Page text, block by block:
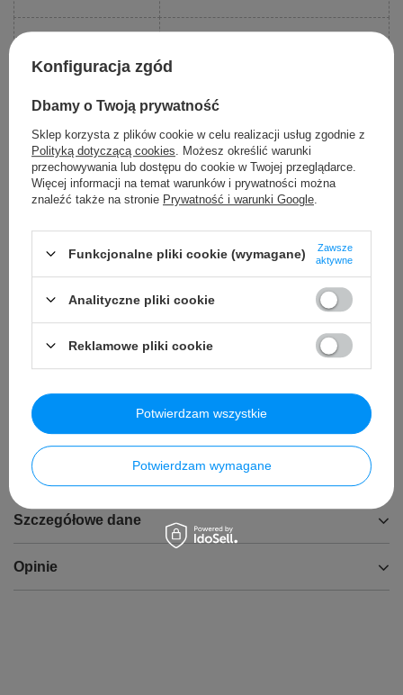
Rozmiar Kartonu
Maksymalne Obciążenie 80 Kg
Prześwit 21 cm
Wyposażenie
Dodatkowe
Instrukcja + Zestaw
Montażowy
Ładowarka
Wycieraczka z logiem
Szczegółowe dane
Opinie
Konfiguracja zgód
Dbamy o Twoją prywatność
Sklep korzysta z plików cookie w celu realizacji usług zgodnie z
Polityką dotyczącą cookies . Możesz określić warunki
przechowywania lub dostępu do cookie w Twojej przeglądarce.
Więcej informacji na temat warunków i prywatności można
znaleźć także na stronie Prywatność i warunki Google
Funkcjonalne pliki cookie (wymagane)
Zawsze
aktywne
Analityczne pliki cookie
Reklamowe pliki cookie
Potwierdzam wymagane
Potwierdzam wszystkie